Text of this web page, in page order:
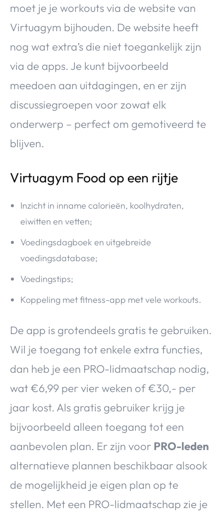
moet je je workouts via de website van
Virtuagym bijhouden. De website heeft
nog wat extra’s die niet toegankelijk zijn
via de apps. Je kunt bijvoorbeeld
meedoen aan uitdagingen, en er zijn
discussiegroepen voor zowat elk
onderwerp – perfect om gemotiveerd te
blijven.
Virtuagym Food op een rijtje
Inzicht in inname calorieën, koolhydraten,
eiwitten en vetten;
Voedingsdagboek en uitgebreide
voedingsdatabase;
Voedingstips;
Koppeling met fitness-app met vele workouts.
De app is grotendeels gratis te gebruiken.
Wil je toegang tot enkele extra functies,
dan heb je een PRO-lidmaatschap nodig,
wat €6,99 per vier weken of €30,- per
jaar kost. Als gratis gebruiker krijg je
bijvoorbeeld alleen toegang tot een
aanbevolen plan. Er zijn voor PRO-leden
alternatieve plannen beschikbaar alsook
de mogelijkheid je eigen plan op te
stellen. Met een PRO-lidmaatschap zie je